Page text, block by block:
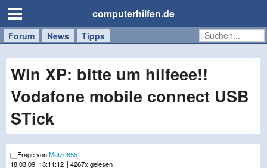
computerhilfen.de
Forum News Tipps
Handy
Tablet
Windows
Mac
Win XP: bitte um hilfeee!!
Vodafone mobile connect USB
STick
Frage vonMatze855
18.03.09, 13:11:12 | 4267x gelesen